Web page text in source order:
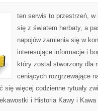
ten serwis to przestrzeń,
się z światem herbaty, a
napojów zamienia się w
interesujące informacje i
który został stworzony dla
ceniących rozgrzewające
się więcej codzienne rytuały
i Historia Kawy i